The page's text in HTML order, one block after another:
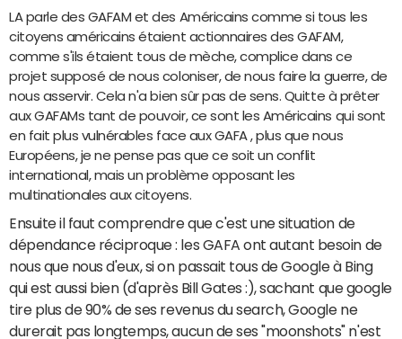
LA parle des GAFAM et des Américains comme si tous les
citoyens américains étaient actionnaires des GAFAM,
comme s'ils étaient tous de mèche, complice dans ce
projet supposé de nous coloniser, de nous faire la guerre, de
nous asservir. Cela n'a bien sûr pas de sens. Quitte à prêter
aux GAFAMs tant de pouvoir, ce sont les Américains qui sont
en fait plus vulnérables face aux GAFA , plus que nous
Européens, je ne pense pas que ce soit un conflit
international, mais un problème opposant les
multinationales aux citoyens.
Ensuite il faut comprendre que c'est une situation de
dépendance réciproque : les GAFA ont autant besoin de
nous que nous d'eux, si on passait tous de Google à Bing
qui est aussi bien (d'après Bill Gates :), sachant que google
tire plus de 90% de ses revenus du search, Google ne
durerait pas longtemps, aucun de ses "moonshots" n'est